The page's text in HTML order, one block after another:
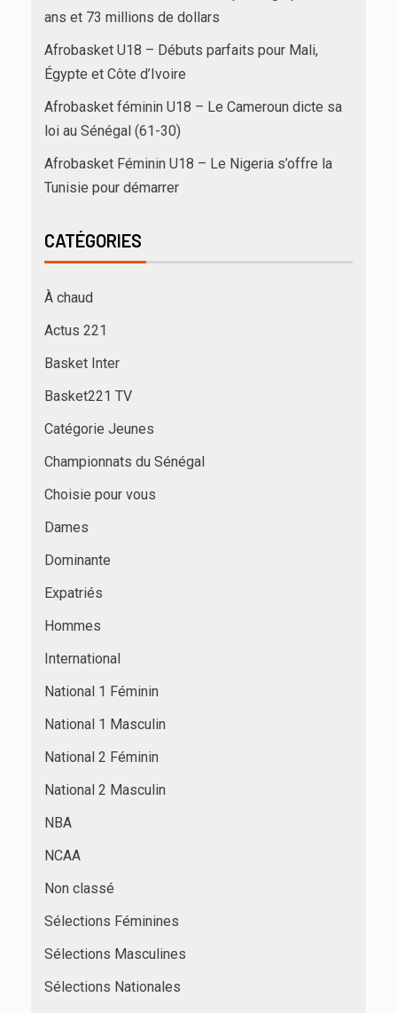
ans et 73 millions de dollars
Afrobasket U18 – Débuts parfaits pour Mali,
Égypte et Côte d’Ivoire
Afrobasket féminin U18 – Le Cameroun dicte sa
loi au Sénégal (61-30)
Afrobasket Féminin U18 – Le Nigeria s’offre la
Tunisie pour démarrer
CATÉGORIES
À chaud
Actus 221
Basket Inter
Basket221 TV
Catégorie Jeunes
Championnats du Sénégal
Choisie pour vous
Dames
Dominante
Expatriés
Hommes
International
National 1 Féminin
National 1 Masculin
National 2 Féminin
National 2 Masculin
NBA
NCAA
Non classé
Sélections Féminines
Sélections Masculines
Sélections Nationales